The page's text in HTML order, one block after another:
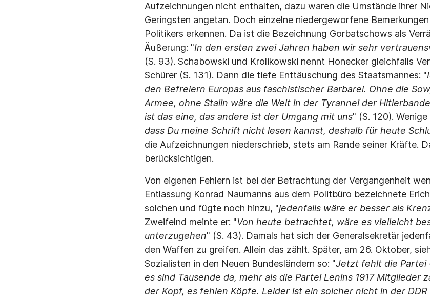
Aufzeichnungen nicht enthalten, dazu waren die Umstände ihrer
Geringsten angetan. Doch einzelne niedergeworfene
Politikers erkennen. Da ist die Bezeichnung Gorbatschows als
Äußerung: "In den ersten zwei Jahren haben wir sehr
(S. 93). Schabowski und Krolikowski nennt Honecker gleichfalls
Schürer (S. 131). Dann die tiefe Enttäuschung des Staatsmannes: "
den Befreiern Europas aus faschistischer Barbarei. Ohne die
Armee, ohne Stalin wäre die Welt in der Tyrannei der
ist das eine, das andere ist der Umgang mit uns" (S. 120).
dass Du meine Schrift nicht lesen kannst, deshalb für heute
die Aufzeichnungen niederschrieb, stets am Rande seiner Kräfte.
berücksichtigen.
Von eigenen Fehlern ist bei der Betrachtung der Vergangenheit
Entlassung Konrad Naumanns aus dem Politbüro bezeichnete
solchen und fügte noch hinzu, "jedenfalls wäre er besser als
Zweifelnd meinte er: "Von heute betrachtet, wäre es vielleicht
unterzugehen" (S. 43). Damals hat sich der Generalsekretär
den Waffen zu greifen. Allein das zählt. Später, am 26. Oktober,
Sozialisten in den Neuen Bundesländern so: "Jetzt fehlt die Partei
es sind Tausende da, mehr als die Partei Lenins 1917 Mitglieder
der Kopf, es fehlen Köpfe. Leider ist ein solcher nicht in der